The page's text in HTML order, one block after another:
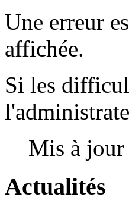
Une erreur
affichée.
Si les
Mis à
Actualités